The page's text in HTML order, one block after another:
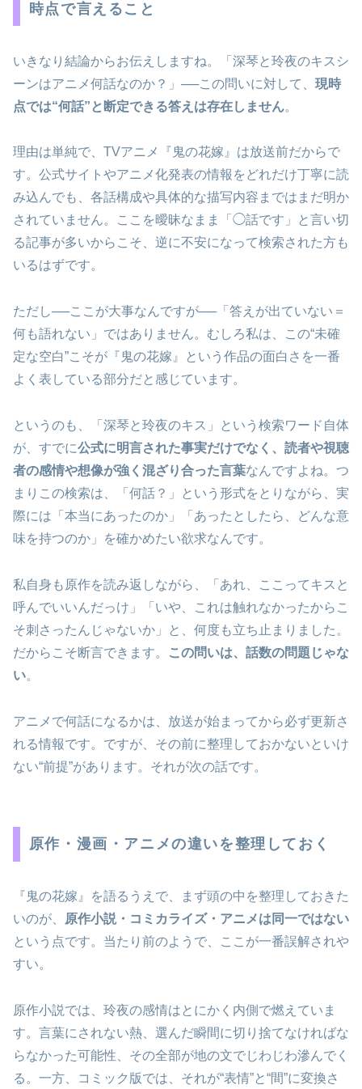
時点で言えること
いきなり結論からお伝えしますね。「深琴と玲夜のキスシ
ーンはアニメ何話なのか？」──この問いに対して、 現時
点では“何話”と断定できる答えは存在しません。
理由は単純で、TVアニメ『鬼の花嫁』は放送前だからで
す。公式サイトやアニメ化発表の情報をどれだけ丁寧に読
み込んでも、各話構成や具体的な描写内容まではまだ明か
されていません。ここを曖昧なまま「◯話です」と言い切
る記事が多いからこそ、逆に不安になって検索された方も
いるはずです。
ただし──ここが大事なんですが──「答えが出ていない＝
何も語れない」ではありません。むしろ私は、この“未確
定な空白”こそが『鬼の花嫁』という作品の面白さを一番
よく表している部分だと感じています。
というのも、「深琴と玲夜のキス」という検索ワード自体
が、すでに公式に明言された事実だけでなく、読者や視聴
者の感情や想像が強く混ざり合った言葉なんですよね。つ
まりこの検索は、「何話？」という形式をとりながら、実
際には「本当にあったのか」「あったとしたら、どんな意
味を持つのか」を確かめたい欲求なんです。
私自身も原作を読み返しながら、「あれ、ここってキスと
呼んでいいんだっけ」「いや、これは触れなかったからこ
そ刺さったんじゃないか」と、何度も立ち止まりました。
だからこそ断言できます。
この問いは、話数の問題じゃな
い。
アニメで何話になるかは、放送が始まってから必ず更新さ
れる情報です。ですが、その前に整理しておかないといけ
ない“前提”があります。それが次の話です。
原作・漫画・アニメの違いを整理しておく
『鬼の花嫁』を語るうえで、まず頭の中を整理しておきた
いのが、
原作小説・コミカライズ・アニメは同一ではない
という点です。当たり前のようで、ここが一番誤解されや
すい。
原作小説では、玲夜の感情はとにかく内側で燃えていま
す。言葉にされない熱、選んだ瞬間に切り捨てなければな
らなかった可能性、その全部が地の文でじわじわ滲んでく
る。一方、コミック版では、それが“表情”と“間”に変換さ